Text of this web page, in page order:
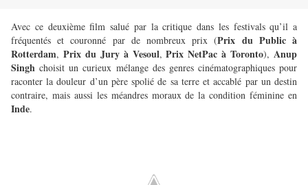
Avec ce deuxième film salué par la critique dans les festivals qu’il a
fréquentés et couronné par de nombreux prix (Prix du Public à
Rotterdam, Prix du Jury à Vesoul,Prix NetPac à Toronto),Anup
Singh choisit un curieux mélange des genres cinématographiques pour
raconter la douleur d’un père spolié de sa terre et accablé par un destin
contraire, mais aussi les méandres moraux de la condition féminine en
Inde.